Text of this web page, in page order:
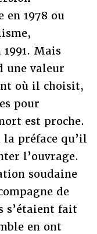
en 1978 ou
Mais
une valeur
où il choisit,
pour
est proche.
préface qu’il
l’ouvrage.
soudaine
de
s’étaient fait
en ont